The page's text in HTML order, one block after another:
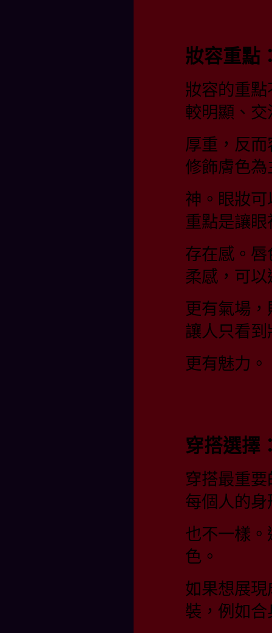
妝容重點
妝容的重
較明顯、
厚重，反
修飾膚色
神。眼妝
重點是讓
存在感。
柔感，可
更有氣場
讓人只看
更有魅力。
穿搭選擇
穿搭最重
每個人的
也不一樣
色。
如果想展
裝，例如